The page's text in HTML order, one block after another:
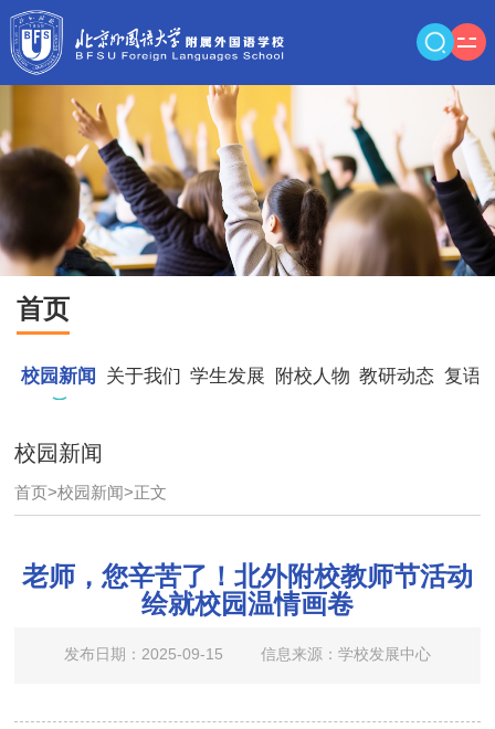
首页
校园新闻 关于我们 学生发展 附校人物 教研动态 复语
校园新闻
首页>校园新闻>正文
老师，您辛苦了！北外附校教师节活动
绘就校园温情画卷
发布日期：2025-09-15 信息来源：学校发展中心